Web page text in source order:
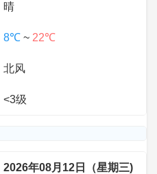
晴
8℃ ~ 22℃
北风
<3级
2026年08月12日（星期三)